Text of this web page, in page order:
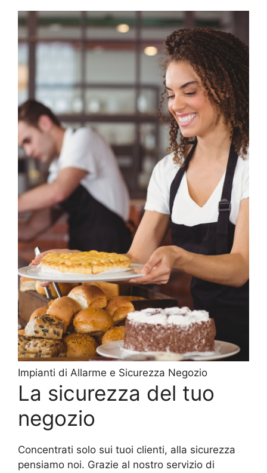
Impianti di Allarme e Sicurezza Negozio
La sicurezza del tuo
negozio
Concentrati solo sui tuoi clienti, alla sicurezza
pensiamo noi. Grazie al nostro servizio di